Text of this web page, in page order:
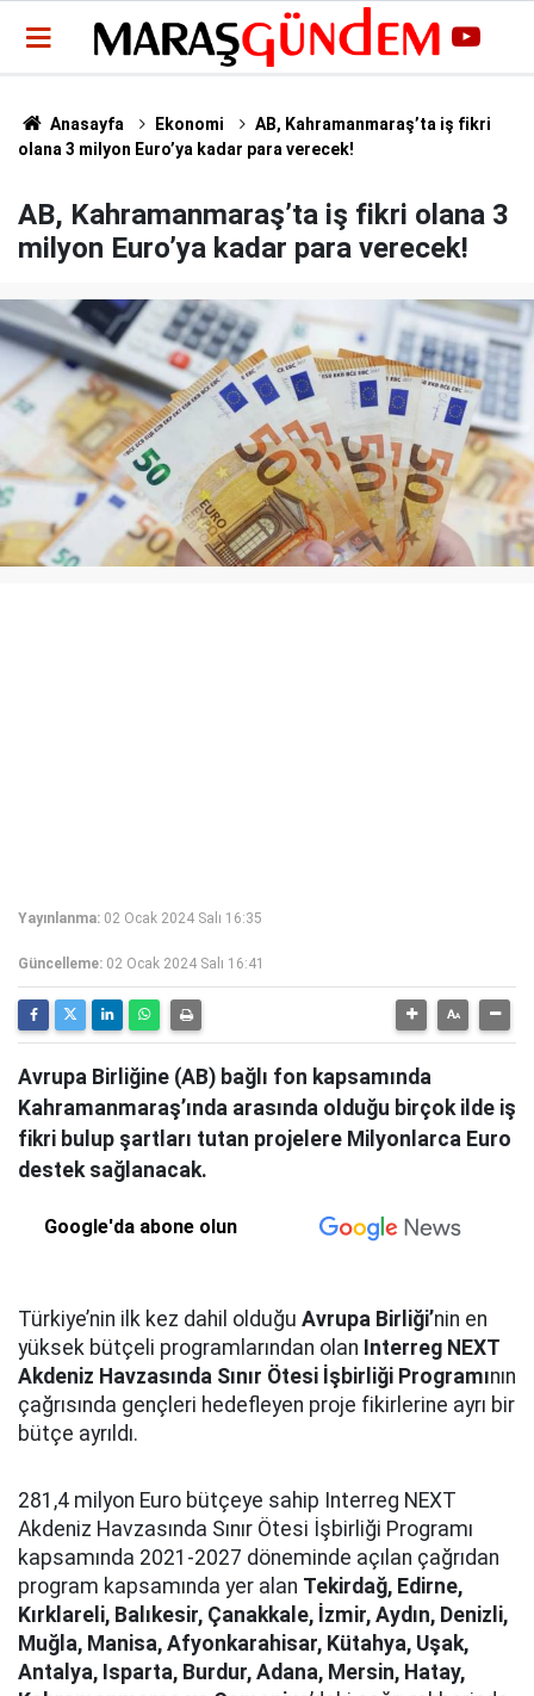
Anasayfa Ekonomi
AB, Kahramanmaraş’ta iş fikri
olana 3 milyon Euro’ya kadar para verecek!
AB, Kahramanmaraş’ta iş fikri olana 3
milyon Euro’ya kadar para verecek!
Yayınlanma: 02 Ocak 2024 Salı 16:35
Güncelleme: 02 Ocak 2024 Salı 16:41
Avrupa Birliğine (AB) bağlı fon kapsamında
Kahramanmaraş’ında arasında olduğu birçok ilde iş
fikri bulup şartları tutan projelere Milyonlarca Euro
destek sağlanacak.
Google'da abone olun
Türkiye’nin ilk kez dahil olduğu Avrupa Birliği’nin en
yüksek bütçeli programlarından olan Interreg NEXT
Akdeniz Havzasında Sınır Ötesi İşbirliği Programının
çağrısında gençleri hedefleyen proje fikirlerine ayrı bir
bütçe ayrıldı.
281,4 milyon Euro bütçeye sahip Interreg NEXT
Akdeniz Havzasında Sınır Ötesi İşbirliği Programı
kapsamında 2021-2027 döneminde açılan çağrıdan
program kapsamında yer alan Tekirdağ, Edirne,
Kırklareli, Balıkesir, Çanakkale, İzmir, Aydın, Denizli,
Muğla, Manisa, Afyonkarahisar, Kütahya, Uşak,
Antalya, Isparta, Burdur, Adana, Mersin, Hatay,